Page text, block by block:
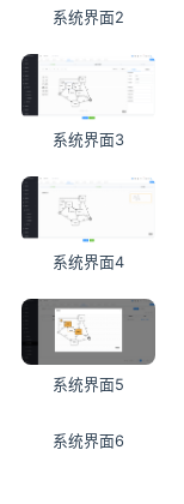
系统界面2
系统界面3
系统界面4
系统界面5